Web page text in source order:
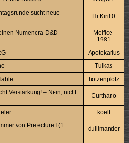
sucht neue
Hr.Kiri80
Numenera-D&D-
Melfice-
1981
Apotekarius
Tulkas
hotzenplotz
Verstärkung! – Nein, nicht
Curthano
koelt
von Prefecture I (1
dullimander